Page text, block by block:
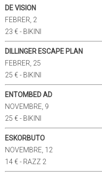
DE VISION
FEBRER, 2
23 € - BIKINI
DILLINGER ESCAPE PLAN
FEBRER, 25
25 € - BIKINI
ENTOMBED AD
NOVEMBRE, 9
25 € - BIKINI
ESKORBUTO
NOVEMBRE, 12
14 € - RAZZ 2